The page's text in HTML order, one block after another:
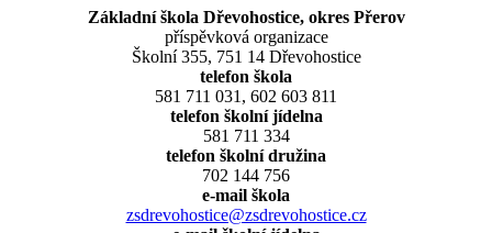
Základní škola Dřevohostice, okres Přerov
příspěvková organizace
Školní 355, 751 14 Dřevohostice
telefon škola
581 711 031, 602 603 811
telefon školní jídelna
581 711 334
telefon školní družina
702 144 756
e-mail škola
zsdrevohostice@zsdrevohostice.cz